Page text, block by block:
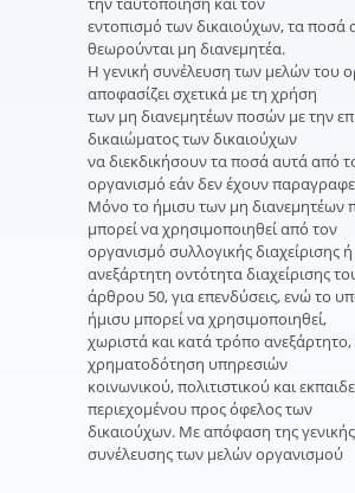
εντοπισμό των δικαιούχων, τα ποσά
θεωρούνται μη διανεμητέα.
Η γενική συνέλευση των μελών του
αποφασίζει σχετικά με τη χρήση
των μη διανεμητέων ποσών με την
δικαιώματος των δικαιούχων
να διεκδικήσουν τα ποσά αυτά από
οργανισμό εάν δεν έχουν
Μόνο το ήμισυ των μη διανεμητέων
μπορεί να χρησιμοποιηθεί από τον
οργανισμό συλλογικής διαχείρισης
ανεξάρτητη οντότητα διαχείρισης
άρθρου 50, για επενδύσεις, ενώ το
ήμισυ μπορεί να χρησιμοποιηθεί,
χωριστά και κατά τρόπο ανεξάρτητο,
χρηματοδότηση υπηρεσιών
κοινωνικού, πολιτιστικού και
περιεχομένου προς όφελος των
δικαιούχων. Με απόφαση της γενικής
συνέλευσης των μελών οργανισμού